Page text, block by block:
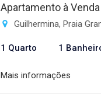
Apartamento à
Guilhermina, Praia
1 Quarto 1
Mais informações